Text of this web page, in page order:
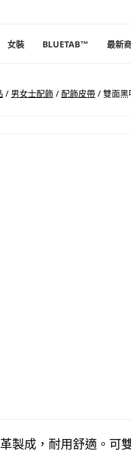
女裝 BLUETAB™ 最新
/ 男女士配飾 / 配飾皮帶 / 雙面
製成，耐用舒適。可